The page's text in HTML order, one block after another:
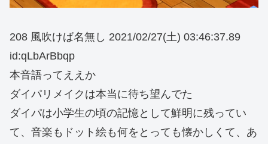
208 風吹けば名無し 2021/02/27(土) 03:46:37.89
id:qLbArBbqp
本音語ってええか
ダイパリメイクは本当に待ち望んでた
ダイパは小学生の頃の記憶として鮮明に残ってい
て、音楽もドット絵も何をとっても懐かしくて、あ